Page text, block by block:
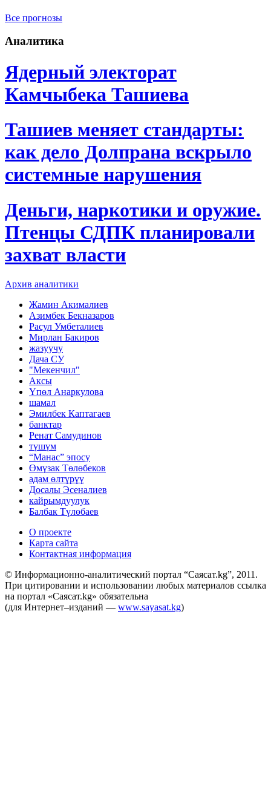
Все прогнозы
Аналитика
Ядерный электорат
Камчыбека Ташиева
Ташиев меняет стандарты:
как дело Долпрана вскрыло
системные нарушения
Деньги, наркотики и оружие.
Птенцы СДПК планировали
захват власти
Архив аналитики
Жамин Акималиев
Азимбек Бекназаров
Расул Умбеталиев
Мирлан Бакиров
жазуучу
Дача СУ
"Мекенчил"
Аксы
Үпөл Анаркулова
шамал
Эмилбек Каптагаев
банктар
Ренат Самудинов
түшүм
“Манас” эпосу
Өмүзак Төлөбеков
адам өлтүрүү
Досалы Эсеналиев
кайрымдуулук
Балбак Түлөбаев
О проекте
Карта сайта
Контактная информация
© Информационно-аналитический портал “Саясат.kg”, 2011.
При цитировании и использовании любых материалов ссылка
на портал «Саясат.kg» обязательна
(для Интернет–изданий — www.sayasat.kg)